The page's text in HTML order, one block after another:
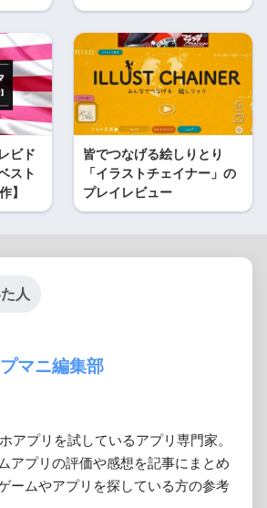
ビド
スト
】
皆でつなげる絵しりとり
「イラストチェイナー」の
プレイレビュー
人
マニ編集部
アプリを試しているアプリ専門家。
アプリの評価や感想を記事にまとめ
ームやアプリを探している方の参考